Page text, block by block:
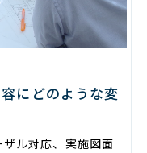
にどのような変
ル対応、実施図面